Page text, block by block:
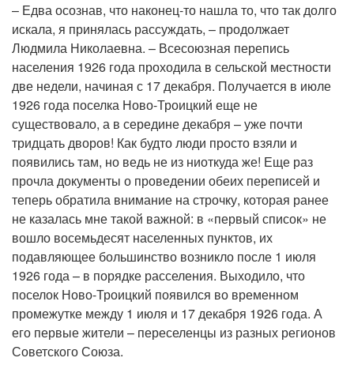
– Едва осознав, что наконец-то нашла то, что так долго
искала, я принялась рассуждать, – продолжает
Людмила Николаевна. – Всесоюзная перепись
населения 1926 года проходила в сельской местности
две недели, начиная с 17 декабря. Получается в июле
1926 года поселка Ново-Троицкий еще не
существовало, а в середине декабря – уже почти
тридцать дворов! Как будто люди просто взяли и
появились там, но ведь не из ниоткуда же! Еще раз
прочла документы о проведении обеих переписей и
теперь обратила внимание на строчку, которая ранее
не казалась мне такой важной: в «первый список» не
вошло восемьдесят населенных пунктов, их
подавляющее большинство возникло после 1 июля
1926 года – в порядке расселения. Выходило, что
поселок Ново-Троицкий появился во временном
промежутке между 1 июля и 17 декабря 1926 года. А
его первые жители – переселенцы из разных регионов
Советского Союза.